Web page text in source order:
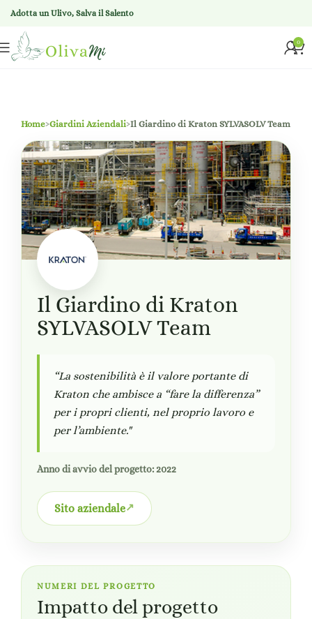
Adotta un Ulivo, Salva il Salento
0
Home›Giardini Aziendali›Il Giardino di Kraton SYLVASOLV Team
Il Giardino di Kraton
SYLVASOLV Team
“La sostenibilità è il valore portante di
Kraton che ambisce a “fare la differenza”
per i propri clienti, nel proprio lavoro e
per l’ambiente."
Anno di avvio del progetto: 2022
Sito aziendale
NUMERI DEL PROGETTO
Impatto del progetto